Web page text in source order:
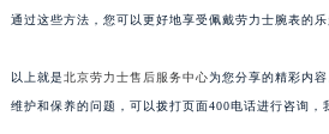
通过这些方法，您可以更好地享受佩戴劳力士腕表的乐
以上就是北京劳力士售后服务中心为您分享的精彩内
维护和保养的问题，可以拨打页面400电话进行咨询，